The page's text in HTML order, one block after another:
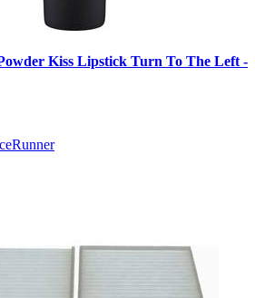
Kiss Lipstick Turn To The Left -